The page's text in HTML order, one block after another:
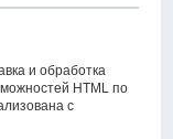
и обработка
HTML по
с